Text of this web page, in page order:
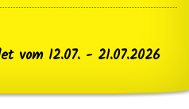
vom 12.07. - 21.07.2026